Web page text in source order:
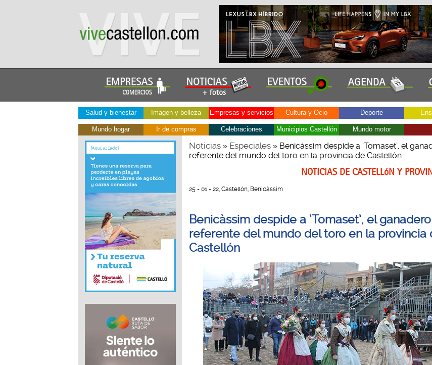
Salud y bienestar Imagen y belleza Empresas y servicios Cultura y Ocio Deporte
Mundo hogar Ir de compras Celebraciones Municipios Castellón Mundo motor
Noticias» Especiales» Benicàssim despide a ‘Tomaset’, el
referente del mundo del toro en la provincia de Castellón
NOTICIAS DE CASTELLóN Y
25 - 01 - 22, Castellón, Benicàssim
Benicàssim despide a ‘Tomaset’, el
referente del mundo del toro en la provincia
Castellón